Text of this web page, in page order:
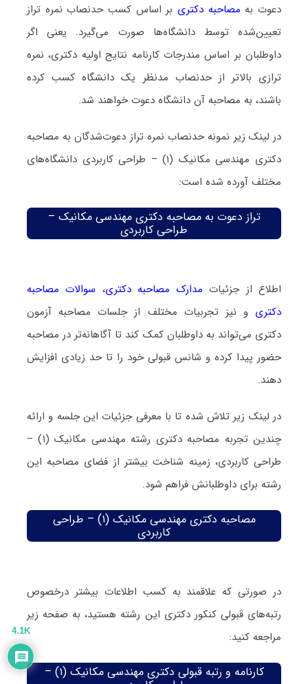
دعوت به مصاحبه دکتری بر اساس کسب حدنصاب نمره تراز
تعیین‌شده توسط دانشگاه‌ها صورت می‌گیرد. یعنی اگر
داوطلبان بر اساس مندرجات کارنامه نتایج اولیه دکتری، نمره
ترازی بالاتر از حدنصاب مدنظر یک دانشگاه کسب کرده
باشند، به مصاحبه آن دانشگاه دعوت خواهند شد.
در لینک زیر نمونه حدنصاب نمره تراز دعوت‌شدگان به مصاحبه
دکتری مهندسی مکانیک (۱) – طراحی کاربردی دانشگاه‌های
مختلف آورده شده است:
تراز دعوت به مصاحبه دکتری مهندسی مکانیک –
طراحی کاربردی
اطلاع از جزئیات مدارک مصاحبه دکتری، سوالات مصاحبه
دکتری و نیز تجربیات مختلف از جلسات مصاحبه آزمون
دکتری می‌تواند به داوطلبان کمک کند تا آگاهانه‌تر در مصاحبه
حضور پیدا کرده و شانس قبولی خود را تا حد زیادی افزایش
دهند.
در لینک زیر تلاش شده تا با معرفی جزئیات این جلسه و ارائه
چندین تجربه مصاحبه دکتری رشته مهندسی مکانیک (۱) –
طراحی کاربردی، زمینه شناخت بیشتر از فضای مصاحبه این
رشته برای داوطلبانش فراهم شود.
مصاحبه دکتری مهندسی مکانیک (۱) – طراحی
کاربردی
در صورتی که علاقمند به کسب اطلاعات بیشتر درخصوص
رتبه‌های قبولی کنکور دکتری این رشته هستید، به صفحه زیر
مراجعه کنید:
کارنامه و رتبه قبولی دکتری مهندسی مکانیک (۱) –
4.1K